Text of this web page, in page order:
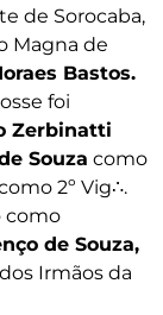
de Sorocaba,
Magna de
Bastos.
foi
Zerbinatti
Souza como
2º Vig∴.
como
de Souza,
Irmãos da